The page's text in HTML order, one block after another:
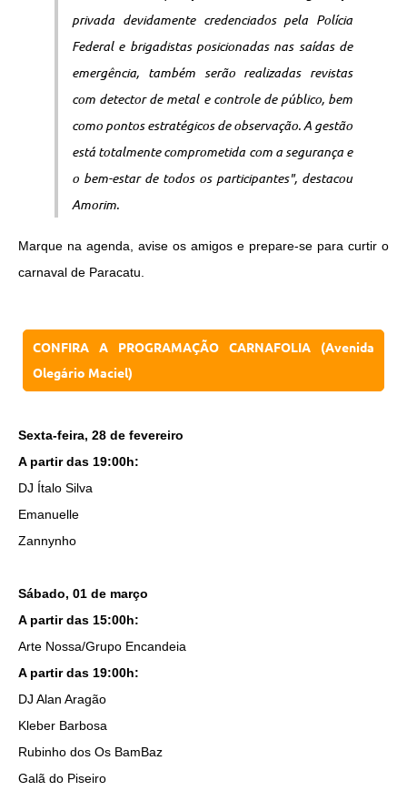
privada devidamente credenciados pela Polícia
Federal e brigadistas posicionadas nas saídas de
emergência, também serão realizadas revistas
com detector de metal e controle de público, bem
como pontos estratégicos de observação.A gestão
está totalmente comprometida com a segurança e
o bem-estar de todos os participantes", destacou
Amorim.
Marque na agenda, avise os amigos e prepare-se para curtir o
carnaval de Paracatu.
CONFIRA A PROGRAMAÇÃO CARNAFOLIA (Avenida
Olegário Maciel)
Sexta-feira, 28 de fevereiro
A partir das 19:00h:
DJ Ítalo Silva
Emanuelle
Zannynho
Sábado, 01 de março
A partir das 15:00h:
Arte Nossa/Grupo Encandeia
A partir das 19:00h:
DJ Alan Aragão
Kleber Barbosa
Rubinho dos Os BamBaz
Galã do Piseiro